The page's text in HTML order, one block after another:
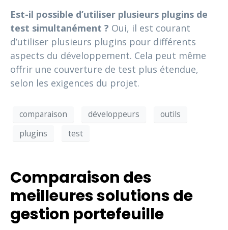
Est-il possible d’utiliser plusieurs plugins de
test simultanément ? Oui, il est courant
d’utiliser plusieurs plugins pour différents
aspects du développement. Cela peut même
offrir une couverture de test plus étendue,
selon les exigences du projet.
comparaison développeurs
outils
plugins
test
Comparaison des
meilleures solutions de
gestion portefeuille